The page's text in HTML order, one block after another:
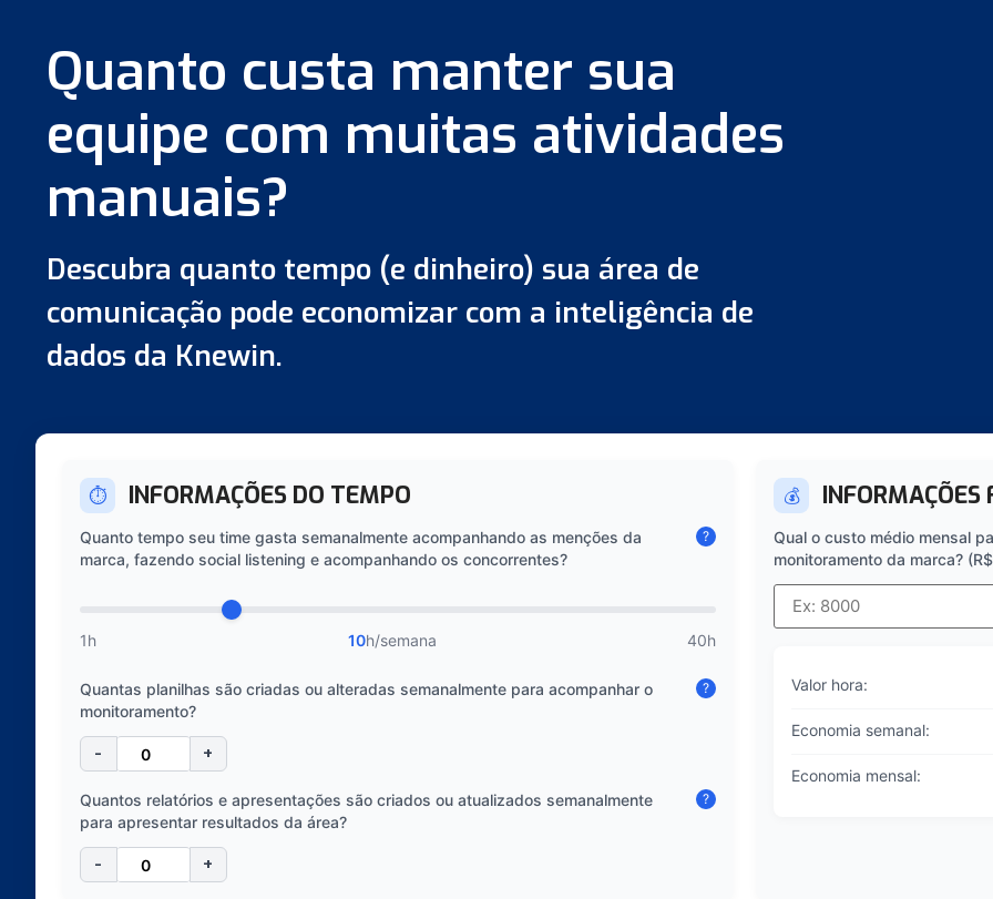
Quanto custa manter sua
equipe com muitas atividades
manuais?
Descubra quanto tempo (e dinheiro) sua área de
comunicação pode economizar com a inteligência de
dados da Knewin.
⏱️ INFORMAÇÕES DO TEMPO
Quanto tempo seu time gasta semanalmente acompanhando as menções da
marca, fazendo social listening e acompanhando os concorrentes?
?
1h 10h/semana 40h
Quantas planilhas são criadas ou alteradas semanalmente para acompanhar o
monitoramento?
?
- +
Quantos relatórios e apresentações são criados ou atualizados semanalmente
para apresentar resultados da área?
?
- +
💰 INFORMAÇÕES
Qual o custo médio mensal
monitoramento da marca?
Valor hora:
Economia semanal:
Economia mensal: